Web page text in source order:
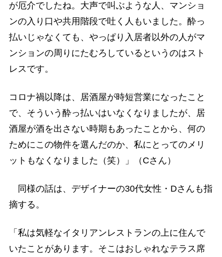
が厄介でしたね。大声で叫ぶような人、マンショ
ンの入り口や共用階段で吐く人もいました。酔っ
払いじゃなくても、やっぱり入居者以外の人がマ
ンションの周りにたむろしているというのはスト
レスです。
コロナ禍以降は、居酒屋が時短営業になったこと
で、そういう酔っ払いはいなくなりましたが、居
酒屋が酒を出さない時期もあったことから、何の
ためにこの物件を選んだのか、私にとってのメリ
ットもなくなりました（笑）」（Cさん）
同様の話は、デザイナーの30代女性・Dさんも指
摘する。
「私は気軽なイタリアンレストランの上に住んで
いたことがあります。そこはおしゃれなテラス席